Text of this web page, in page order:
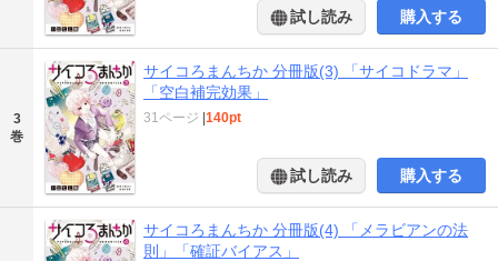
試し読み 購入する
3
巻
サイコろまんちか 分冊版(3) 「サイコドラマ」
「空白補完効果」
31ページ |140pt
試し読み 購入する
サイコろまんちか 分冊版(4) 「メラビアンの法
則」「確証バイアス」